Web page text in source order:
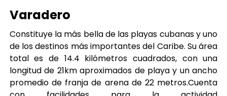
Varadero
Constituye la más bella de las playas cubanas y uno
de los destinos más importantes del Caribe. Su área
total es de 14.4 kilómetros cuadrados, con una
longitud de 21km aproximados de playa y un ancho
promedio de franja de arena de 22 metros.Cuenta